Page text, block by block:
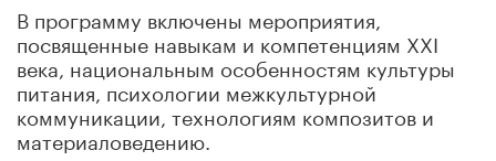
В программу включены мероприятия,
посвященные навыкам и компетенциям XXI
века, национальным особенностям культуры
питания, психологии межкультурной
коммуникации, технологиям композитов и
материаловедению.